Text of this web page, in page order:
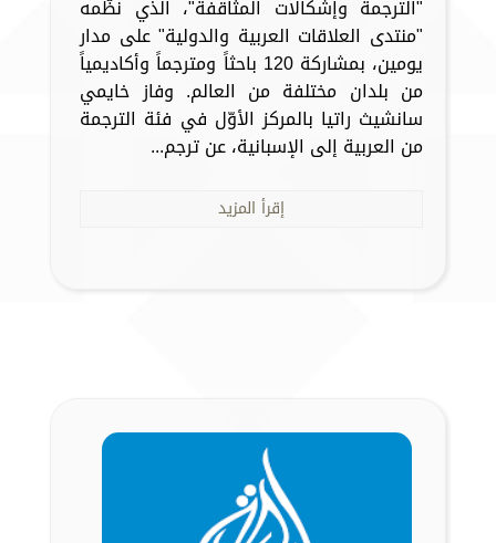
"الترجمة وإشكالات المثاقفة"، الذي نظّمه
"منتدى العلاقات العربية والدولية" على مدار
يومين، بمشاركة 120 باحثاً ومترجماً وأكاديمياً
من بلدان مختلفة من العالم. وفاز خايمي
سانشيث راتيا بالمركز الأوّل في فئة الترجمة
من العربية إلى الإسبانية، عن ترجم...
إقرأ المزيد